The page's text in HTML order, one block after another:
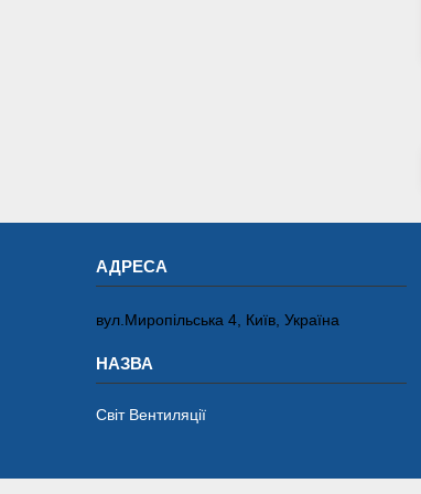
вул.Миропільська 4, Київ, Україна
Світ Вентиляції